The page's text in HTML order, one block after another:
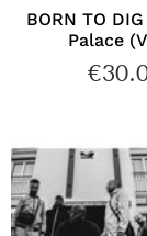
BORN TO
Palace
Prix